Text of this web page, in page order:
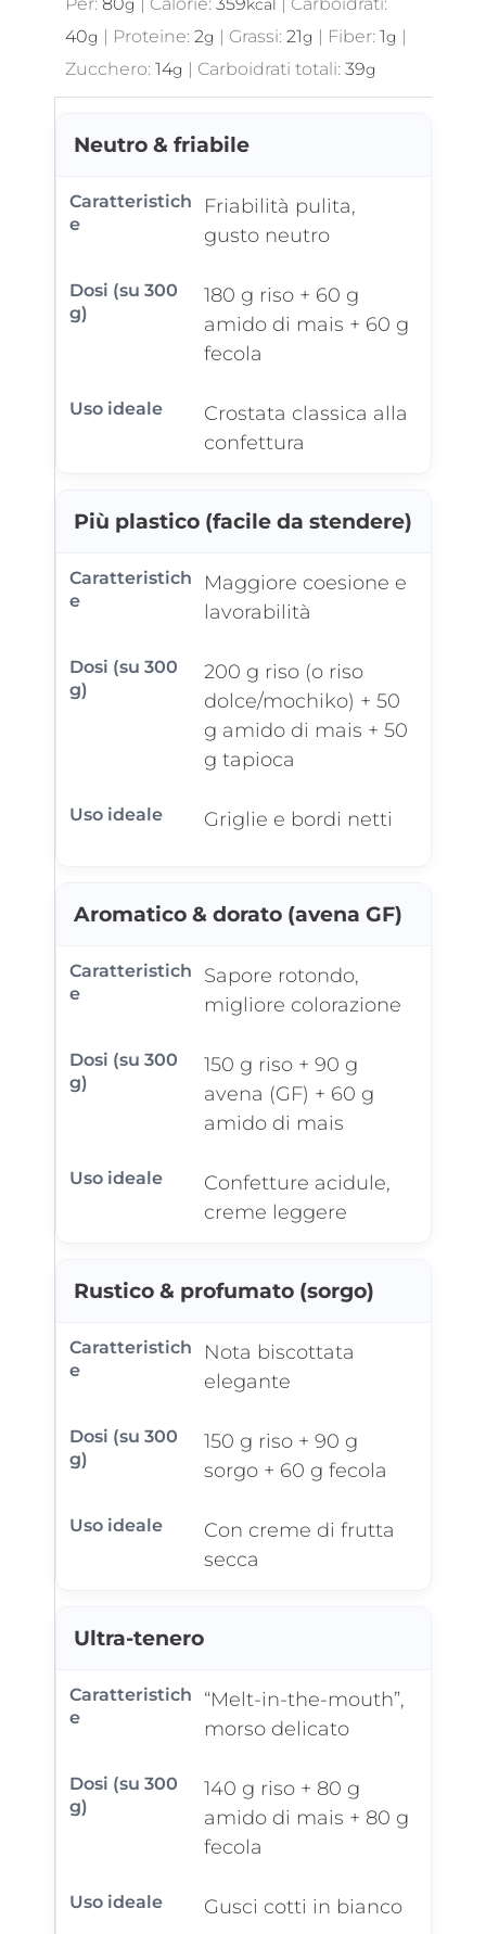
g kcal
40g | Proteine: 2g | Grassi: 21g | Fiber: 1g |
Zucchero: 14g | Carboidrati totali: 39g
Neutro & friabile
Friabilità pulita,
gusto neutro
180 g riso + 60 g
amido di mais + 60 g
fecola
Crostata classica alla
confettura
Più plastico (facile da stendere)
Maggiore coesione e
lavorabilità
200 g riso (o riso
dolce/mochiko) + 50
g amido di mais + 50
g tapioca
Griglie e bordi netti
Aromatico & dorato (avena GF)
Sapore rotondo,
migliore colorazione
150 g riso + 90 g
avena (GF) + 60 g
amido di mais
Confetture acidule,
creme leggere
Rustico & profumato (sorgo)
Nota biscottata
elegante
150 g riso + 90 g
sorgo + 60 g fecola
Con creme di frutta
secca
Ultra-tenero
“Melt-in-the-mouth”,
morso delicato
140 g riso + 80 g
amido di mais + 80 g
fecola
Gusci cotti in bianco